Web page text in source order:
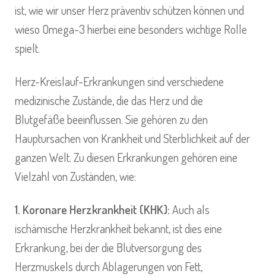
ist, wie wir unser Herz präventiv schützen können und
wieso Omega-3 hierbei eine besonders wichtige Rolle
spielt.
Herz-Kreislauf-Erkrankungen sind verschiedene
medizinische Zustände, die das Herz und die
Blutgefäße beeinflussen. Sie gehören zu den
Hauptursachen von Krankheit und Sterblichkeit auf der
ganzen Welt. Zu diesen Erkrankungen gehören eine
Vielzahl von Zuständen, wie:
1. Koronare Herzkrankheit (KHK):Auch als
ischämische Herzkrankheit bekannt, ist dies eine
Erkrankung, bei der die Blutversorgung des
Herzmuskels durch Ablagerungen von Fett,